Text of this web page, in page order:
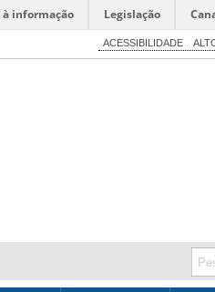
à informação Legislação
ACESSIBILIDADE